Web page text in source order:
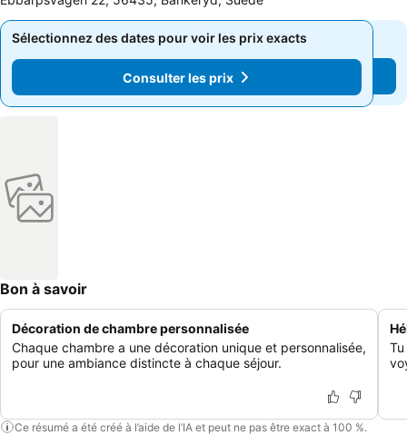
Sélectionnez des dates pour voir les prix exacts
Consulter les prix
Sélectionnez des dates pour voir les prix exacts
Consulter les prix
Bon à savoir
Décoration de chambre personnalisée
Chaque chambre a une décoration unique et personnalisée,
pour une ambiance distincte à chaque séjour.
Ce résumé a été créé à l’aide de l’IA et peut ne pas être exact à 100 %.